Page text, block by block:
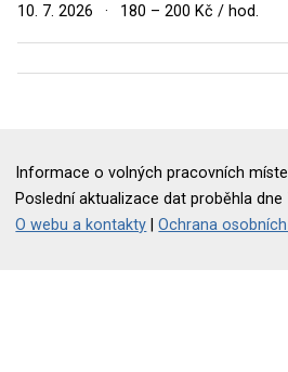
10. 7. 2026
· 180 – 200 Kč / hod.
Informace o volných pracovních
Poslední aktualizace dat proběhla dne
O webu a kontakty |Ochrana